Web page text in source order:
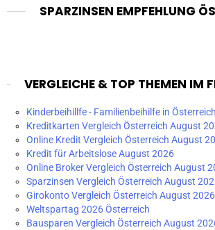
SPARZINSEN EMPFEHLUNG
VERGLEICHE & TOP THEMEN IM
Kinderbeihillfe - Familienbeihilfe in
Kreditkarten Vergleich Österreich August
Online Kredit Vergleich Österreich August
Kredit für Arbeitslose August 2026
Online Broker Vergleich Österreich August
Sparzinsen Vergleich Österreich August
Girokonto Vergleich Österreich August 2026
Weltspartag 2026 Österreich
Bausparen Vergleich Österreich August